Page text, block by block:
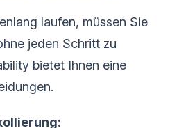
laufen, müssen Sie
jeden Schritt zu
bietet Ihnen eine